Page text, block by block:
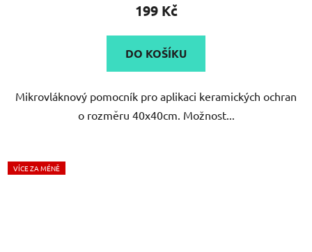
199 Kč
DO KOŠÍKU
Mikrovláknový pomocník pro aplikaci keramických ochran
o rozměru 40x40cm. Možnost...
VÍCE ZA MÉNĚ